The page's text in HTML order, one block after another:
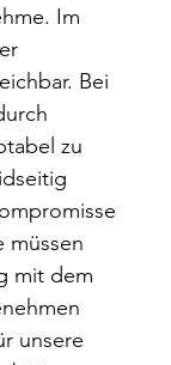
Im
Bei
zu
müssen
mit dem
unsere